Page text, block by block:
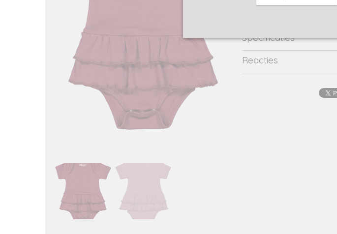
IN WINKELWAGEN
Specificaties
EAN code
Productcode leverancier
Reacties